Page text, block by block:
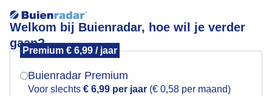
Welkom bij Buienradar, hoe wil je verder
gaan?
Premium € 6,99 / jaar
Buienradar Premium
Voor slechts € 6,99 per jaar (€ 0,58 per maand)
Terras
Mogen we je locatie gebruiken voor het